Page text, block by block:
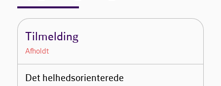
Tilmelding
Afholdt
Det helhedsorienterede